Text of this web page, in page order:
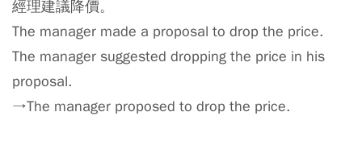
經理建議降價。
The manager made a proposal to drop the price.
The manager suggested dropping the price in his
proposal.
→The manager proposed to drop the price.